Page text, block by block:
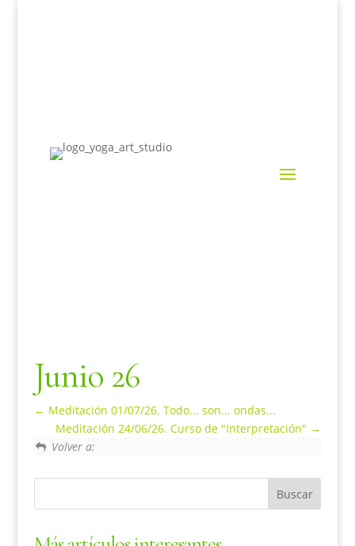
Junio 26
Meditación 01/07/26. Todo... son... ondas...
Meditación 24/06/26. Curso de "Interpretación"
Volver a: